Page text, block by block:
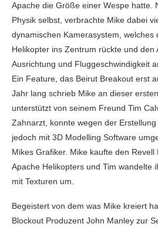
Apache die Größe einer Wespe hatte.
Physik selbst, verbrachte Mike dabei
dynamischen Kamerasystem, welches
Helikopter ins Zentrum rückte und den
Ausrichtung und Fluggeschwindigkeit
Ein Feature, das Beirut Breakout erst
Jahr lang schrieb Mike an dieser
unterstützt von seinem Freund Tim
Zahnarzt, konnte wegen der
jedoch mit 3D Modelling Software
Mikes Grafiker. Mike kaufte den Revell
Apache Helikopters und Tim wandelte
mit Texturen um.
Begeistert von dem was Mike kreiert
Blockout Produzent John Manley zur